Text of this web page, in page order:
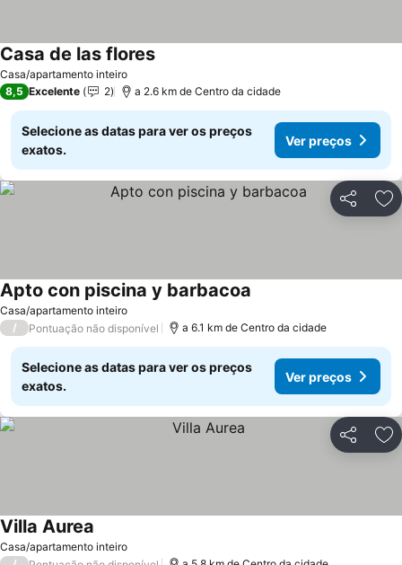
Casa/apartamento inteiro
Casa de las floresVer preços
8,5 Excelente 2 a 2.6 km de Centro da cidade
Selecione as datas para ver os preços
exatos.
Ver preços
Partilhar
Casa/apartamento inteiro
Apto con piscina y barbacoa
/ Pontuação não disponível a 6.1 km de Centro da cidade
Selecione as datas para ver os preços
exatos.
Ver preços
Partilhar
Casa/apartamento inteiro
Villa Aurea